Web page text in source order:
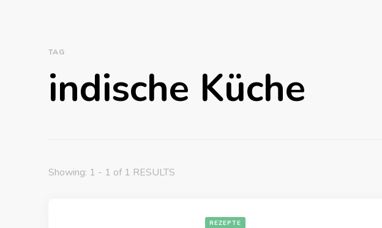
TAG
indische Küche
Showing: 1 - 1 of 1 RESULTS
REZEPTE